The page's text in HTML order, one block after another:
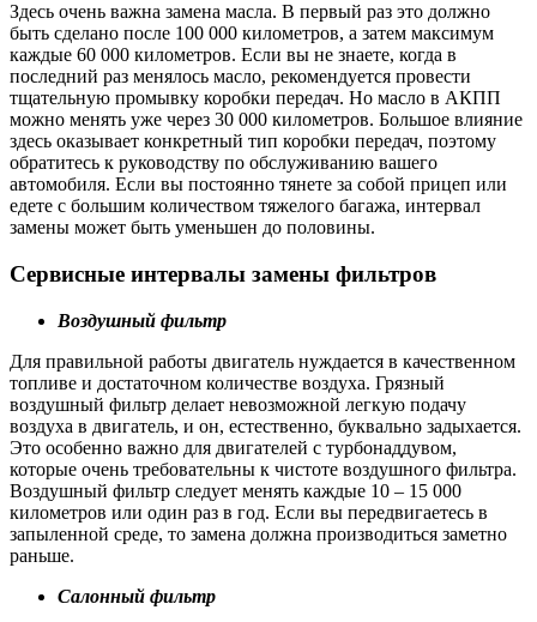
Здесь очень важна замена масла. В первый раз это должно
быть сделано после 100 000 километров, а затем максимум
каждые 60 000 километров. Если вы не знаете, когда в
последний раз менялось масло, рекомендуется провести
тщательную промывку коробки передач. Но масло в АКПП
можно менять уже через 30 000 километров. Большое влияние
здесь оказывает конкретный тип коробки передач, поэтому
обратитесь к руководству по обслуживанию вашего
автомобиля. Если вы постоянно тянете за собой прицеп или
едете с большим количеством тяжелого багажа, интервал
замены может быть уменьшен до половины.
Сервисные интервалы замены фильтров
Воздушный фильтр
Для правильной работы двигатель нуждается в качественном
топливе и достаточном количестве воздуха. Грязный
воздушный фильтр делает невозможной легкую подачу
воздуха в двигатель, и он, естественно, буквально задыхается.
Это особенно важно для двигателей с турбонаддувом,
которые очень требовательны к чистоте воздушного фильтра.
Воздушный фильтр следует менять каждые 10 – 15 000
километров или один раз в год. Если вы передвигаетесь в
запыленной среде, то замена должна производиться заметно
раньше.
Салонный фильтр